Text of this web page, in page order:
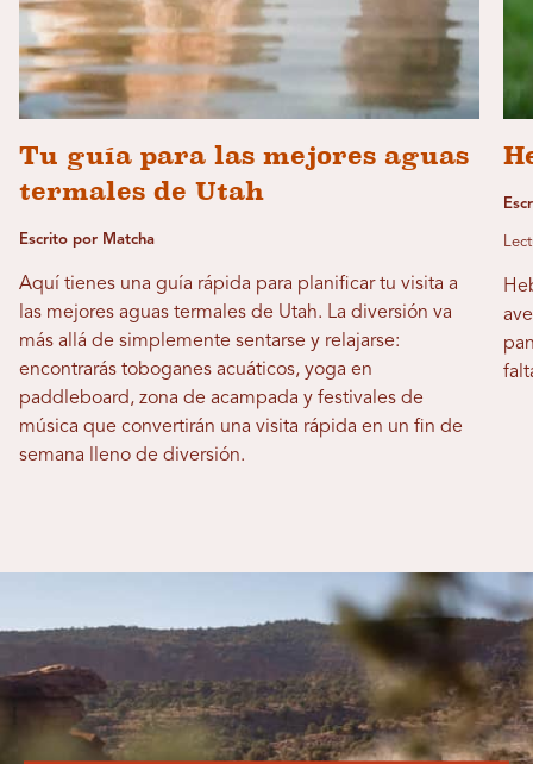
Tu guía para las mejores aguas
termales de Utah
Escrito por Matcha
Aquí tienes una guía rápida para planificar tu visita a
las mejores aguas termales de Utah. La diversión va
más allá de simplemente sentarse y relajarse:
encontrarás toboganes acuáticos, yoga en
paddleboard, zona de acampada y festivales de
música que convertirán una visita rápida en un fin de
semana lleno de diversión.